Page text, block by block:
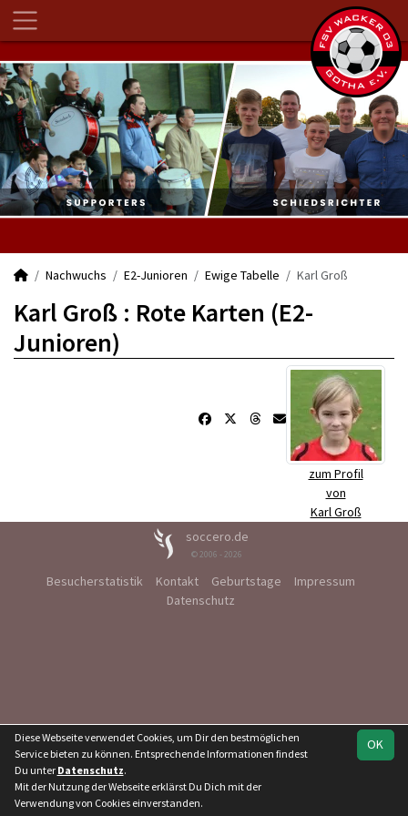
Nachwuchs E2-Junioren Ewige Tabelle Karl Groß
Karl Groß : Rote Karten (E2-
Junioren)
zum Profil
von
Karl Groß
soccero.de
© 2006 - 2026
Besucherstatistik Kontakt Geburtstage
Impressum
Datenschutz
OK
Diese Webseite verwendet Cookies, um Dir den bestmöglichen
Service bieten zu können. Entsprechende Informationen findest
Du unter Datenschutz.
Mit der Nutzung der Webseite erklärst Du Dich mit der
Verwendung von Cookies einverstanden.